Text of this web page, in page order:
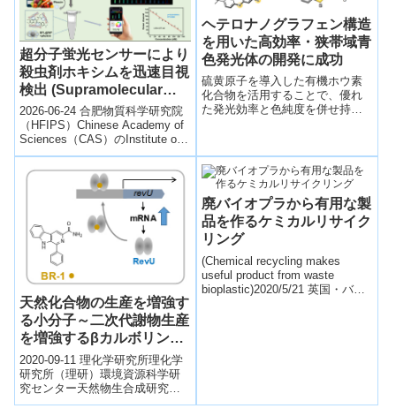
超分子蛍光センサーにより
殺虫剤ホキシムを迅速目視
検出 (Supramolecular
Fluorescent Sensor
Enables Rapid Visual
Detection of Pesticide
Phoxim)
2026-06-24 合肥物質科学研究院
（HFIPS）Chinese Academy of
Sciences（CAS）のInstitute of
Solid S...
ヘテロナノグラフェン構造
を用いた高効率・狭帯域青
色発光体の開発に成功
硫黄原子を導入した有機ホウ素
化合物を活用することで、優れ
た発光効率と色純度を併せ持つ
天然化合物の生産を増強す
る小分子～二次代謝物生産
を増強するβカルボリン作
用機構の解明～
2020-09-11 理化学研究所理化学
研究所（理研）環境資源科学研
究センター天然物生合成研究ユ
ニットの高橋俊二ユニットリー
廃バイオプラから有用な製
品を作るケミカルリサイク
リング
(Chemical recycling makes
useful product from waste
bioplastic)2020/5/21 英国・バー